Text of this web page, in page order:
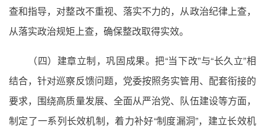
查和指导，对整改不重视、落实不力的，从政治纪律上查，
从落实政治规矩上查，确保整改取得实效。
（四）建章立制，巩固成果。把“当下改”与“长久立”相
结合，针对巡察反馈问题，党委按照务实管用、配套衔接的
要求，围绕高质量发展、全面从严治党、队伍建设等方面，
制定了一系列长效机制，着力补好“制度漏洞”，建立长效机